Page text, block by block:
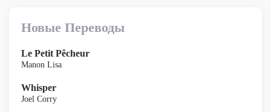
Новые Переводы
Le Petit Pêcheur
Manon Lisa
Whisper
Joel Corry